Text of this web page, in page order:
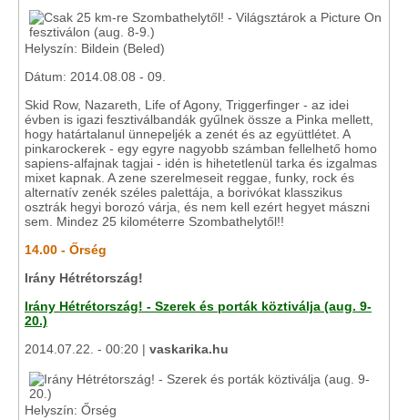
Helyszín: Bildein (Beled)
Dátum: 2014.08.08 - 09.
Skid Row, Nazareth, Life of Agony, Triggerfinger - az idei
évben is igazi fesztiválbandák gyűlnek össze a Pinka mellett,
hogy határtalanul ünnepeljék a zenét és az együttlétet. A
pinkarockerek - egy egyre nagyobb számban fellelhető homo
sapiens-alfajnak tagjai - idén is hihetetlenül tarka és izgalmas
mixet kapnak. A zene szerelmeseit reggae, funky, rock és
alternatív zenék széles palettája, a borivókat klasszikus
osztrák hegyi borozó várja, és nem kell ezért hegyet mászni
sem. Mindez 25 kilométerre Szombathelytől!!
14.00 - Őrség
Irány Hétrétország!
Irány Hétrétország! - Szerek és porták köztiválja (aug. 9-
20.)
2014.07.22. - 00:20 | vaskarika.hu
Helyszín: Őrség